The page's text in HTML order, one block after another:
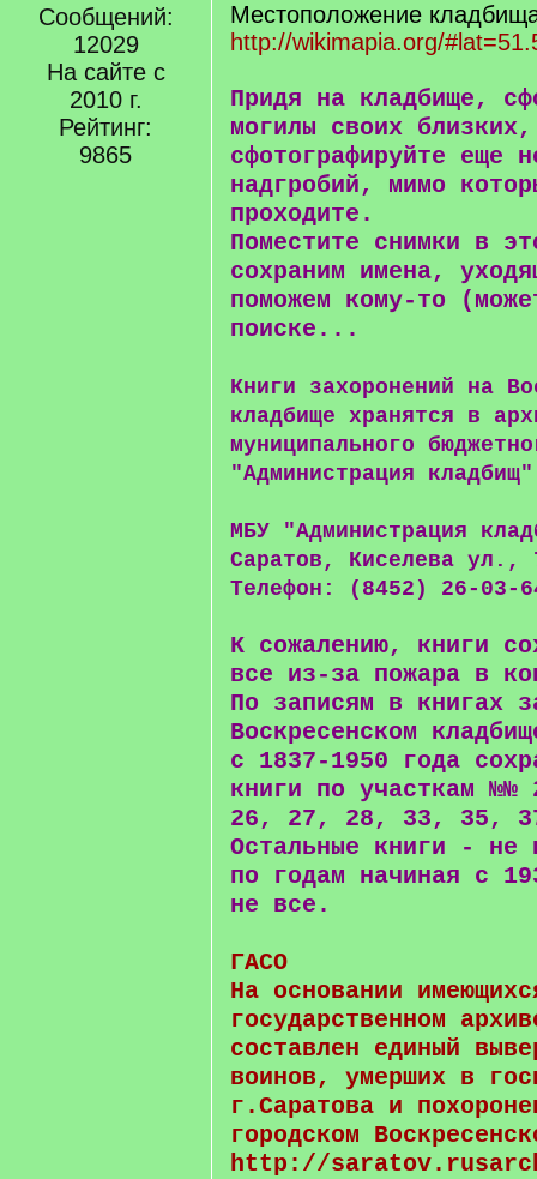
Сообщений:
12029
На сайте с
2010 г.
Рейтинг:
9865
Местоположение
http://wikimapia.org/
Придя на кладбище,
могилы своих близких,
сфотографируйте еще
надгробий, мимо
проходите.
Поместите снимки в
сохраним имена,
поможем кому-то
поиске...
Книги захоронений на
кладбище хранятся в
муниципального
"Администрация
МБУ "Администрация
Саратов, Киселева ул.,
Телефон: (8452) 26-03-
К сожалению, книги
все из-за пожара в
По записям в книгах
Воскресенском
с 1837-1950 года
книги по участкам
26, 27, 28, 33, 35,
Остальные книги - не
по годам начиная с
не все.
ГАСО
На основании
государственном
составлен единый
воинов, умерших в
г.Саратова и
городском
http://